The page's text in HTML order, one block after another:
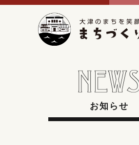
お知らせ